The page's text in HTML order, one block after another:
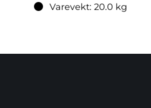
Varevekt: 20.0 kg